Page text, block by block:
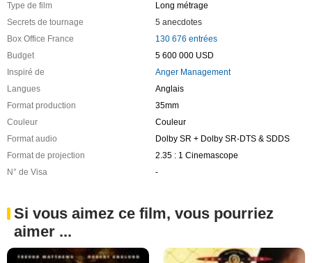
Type de film
Long métrage
Secrets de tournage
5 anecdotes
Box Office France
130 676 entrées
Budget
5 600 000 USD
Inspiré de
Anger Management
Langues
Anglais
Format production
35mm
Couleur
Couleur
Format audio
Dolby SR + Dolby SR-DTS & SDDS
Format de projection
2.35 : 1 Cinemascope
N° de Visa
-
Si vous aimez ce film, vous pourriez
aimer ...